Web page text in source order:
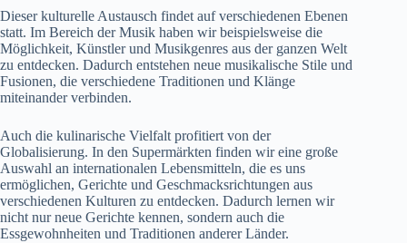
Dieser kulturelle Austausch findet auf verschiedenen Ebenen
statt. Im Bereich der Musik haben wir beispielsweise die
Möglichkeit, Künstler und Musikgenres aus der ganzen Welt
zu entdecken. Dadurch entstehen neue musikalische Stile und
Fusionen, die verschiedene Traditionen und Klänge
miteinander verbinden.
Auch die kulinarische Vielfalt profitiert von der
Globalisierung. In den Supermärkten finden wir eine große
Auswahl an internationalen Lebensmitteln, die es uns
ermöglichen, Gerichte und Geschmacksrichtungen aus
verschiedenen Kulturen zu entdecken. Dadurch lernen wir
nicht nur neue Gerichte kennen, sondern auch die
Essgewohnheiten und Traditionen anderer Länder.